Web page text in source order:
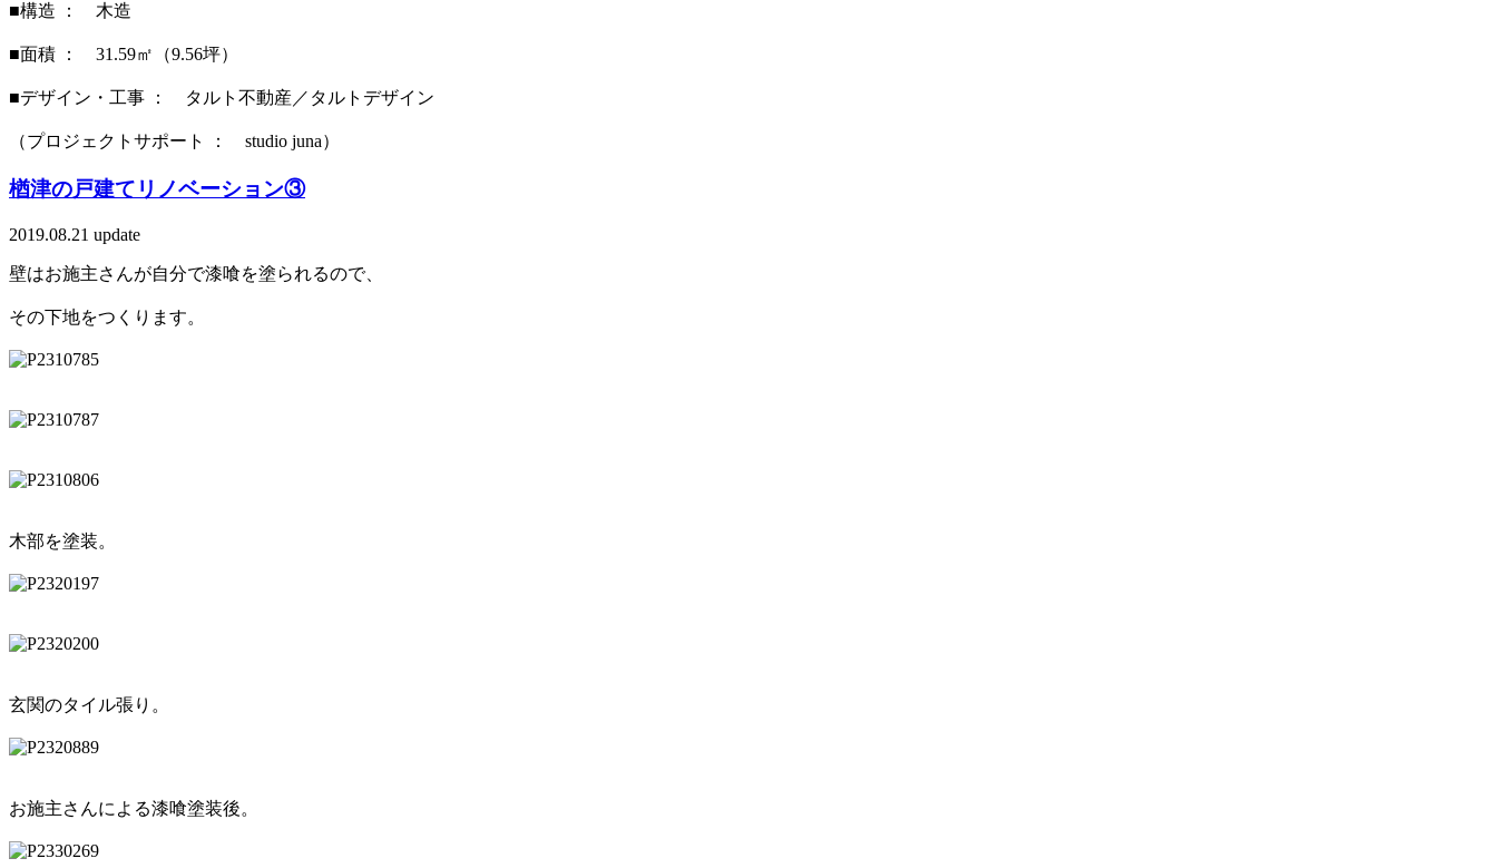
■構造 ： 木造
■面積 ： 31.59㎡（9.56坪）
■デザイン・工事 ： タルト不動産／タルトデザイン
（プロジェクトサポート ： studio juna）
楢津の戸建てリノベーション③
2019.08.21 update
壁はお施主さんが自分で漆喰を塗られるので、
その下地をつくります。
木部を塗装。
玄関のタイル張り。
お施主さんによる漆喰塗装後。